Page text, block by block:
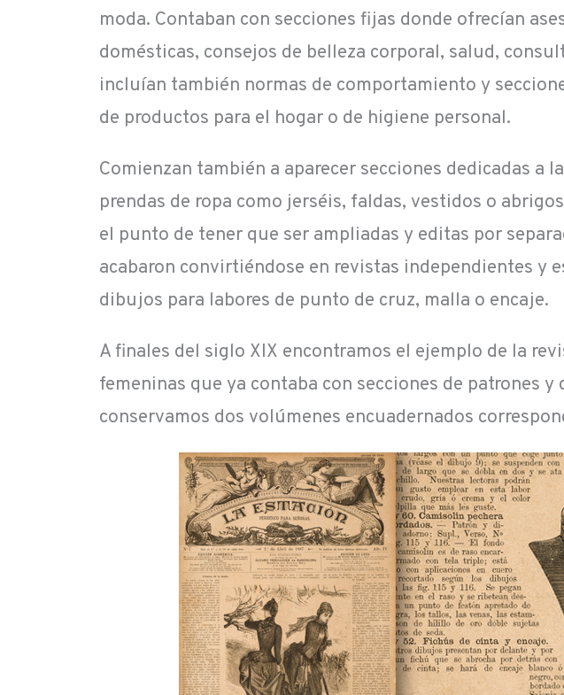
moda. Contaban con secciones fijas donde ofrecían
domésticas, consejos de belleza corporal, salud,
incluían también normas de comportamiento y
de productos para el hogar o de higiene personal.
Comienzan también a aparecer secciones dedicadas a
prendas de ropa como jerséis, faldas, vestidos o
el punto de tener que ser ampliadas y editas por
acabaron convirtiéndose en revistas independientes y
dibujos para labores de punto de cruz, malla o encaje.
A finales del siglo XIX encontramos el ejemplo de la
femeninas que ya contaba con secciones de patrones
conservamos dos volúmenes encuadernados